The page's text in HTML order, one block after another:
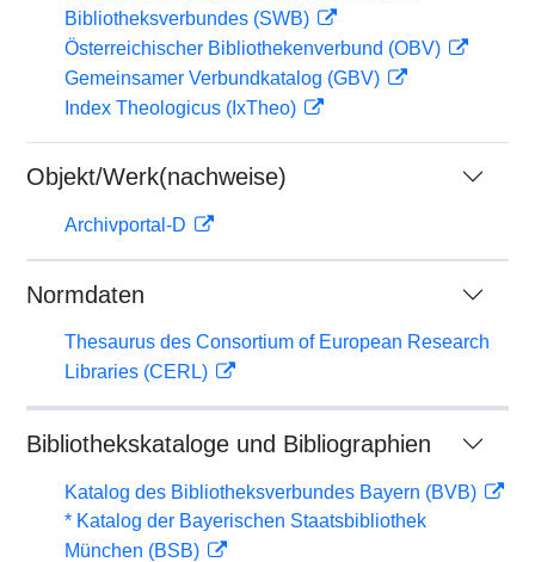
Bibliotheksverbundes (SWB)
Österreichischer Bibliothekenverbund (OBV)
Gemeinsamer Verbundkatalog (GBV)
Index Theologicus (IxTheo)
Objekt/Werk(nachweise)
Archivportal-D
Normdaten
Thesaurus des Consortium of European Research
Libraries (CERL)
Bibliothekskataloge und Bibliographien
Katalog des Bibliotheksverbundes Bayern (BVB)
* Katalog der Bayerischen Staatsbibliothek
München (BSB)